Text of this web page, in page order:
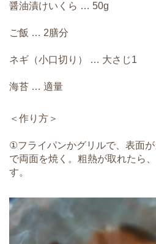
醤油漬けいくら … 50g
ご飯 … 2膳分
ネギ（小口切り） … 大さじ1
海苔 … 適量
＜作り方＞
①フライパンかグリルで、表面
で両面を焼く。粗熱が取れたら
す。